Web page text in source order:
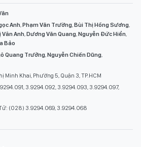
Anh,Phạm Văn Trường,Bùi Thị Hồng Sương,
Anh,Dương Văn Quang,Nguyễn Đức Hiển,
Bảo
Quang Trưởng,Nguyễn Chiến Dũng,
Khai, Phường 5, Quận 3, TP.HCM
3.9294.092, 3.9294.093, 3.9294.097,
(028) 3.9294.069, 3.9294.068